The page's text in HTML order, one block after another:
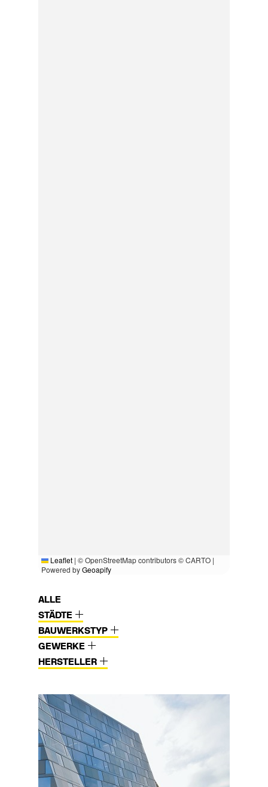
Leaflet | © OpenStreetMap contributors © CARTO |
Powered byGeoapify
ALLE
STÄDTE
BAUWERKSTYP
GEWERKE
HERSTELLER